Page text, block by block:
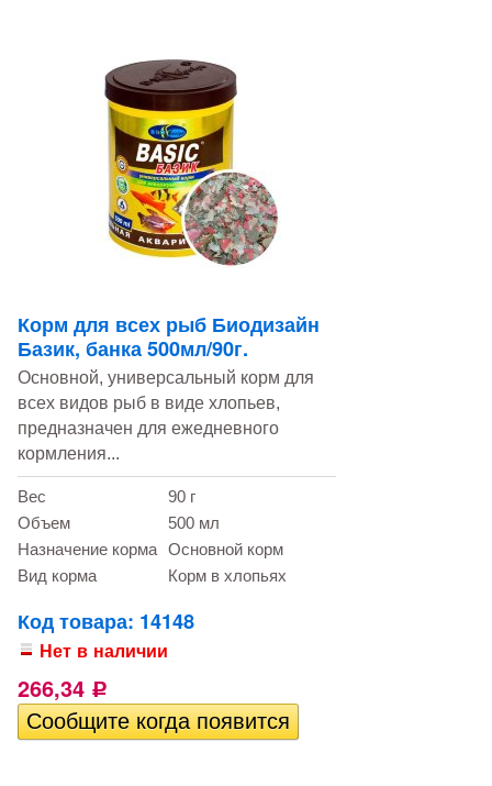
Корм для всех рыб Биодизайн
Базик, банка 500мл/90г.
Основной, универсальный корм для
всех видов рыб в виде хлопьев,
предназначен для ежедневного
кормления...
Вес
90 г
Объем
500 мл
Назначение корма
Основной корм
Вид корма
Корм в хлопьях
Код товара: 14148
Нет в наличии
266,34 Р